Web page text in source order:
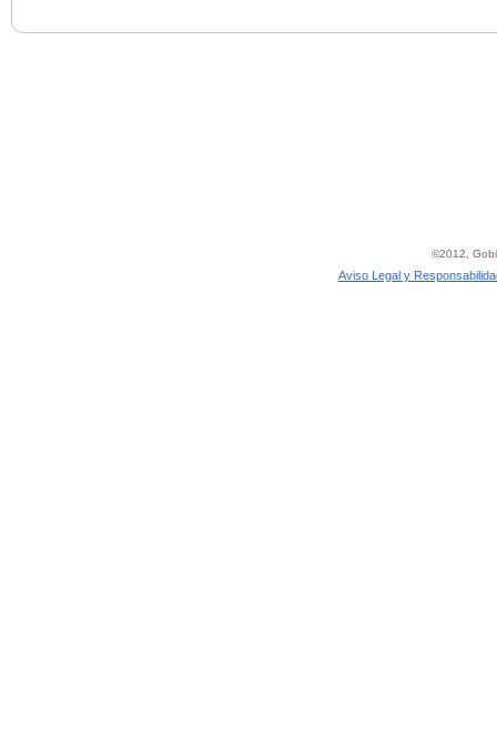
©2012,
Aviso Legal y